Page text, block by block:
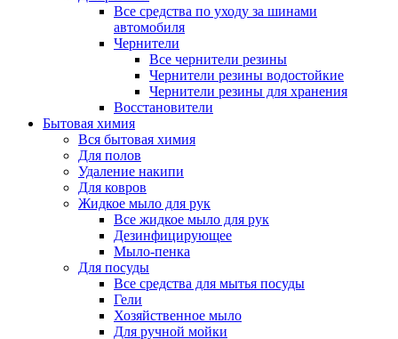
Все средства по уходу за шинами
автомобиля
Чернители
Все чернители резины
Чернители резины водостойкие
Чернители резины для хранения
Восстановители
Бытовая химия
Вся бытовая химия
Для полов
Удаление накипи
Для ковров
Жидкое мыло для рук
Все жидкое мыло для рук
Дезинфицирующее
Мыло-пенка
Для посуды
Все средства для мытья посуды
Гели
Хозяйственное мыло
Для ручной мойки